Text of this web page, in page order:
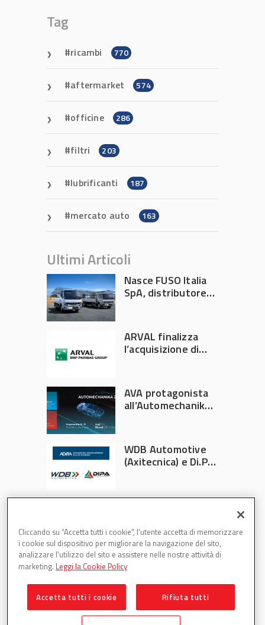
Tag
ricambi 770
aftermarket 574
officine 286
filtri 203
lubrificanti 187
mercato auto 163
Ultimi Articoli
Nasce FUSO Italia
SpA, distributore
ARVAL finalizza
l’acquisizione di
AVA protagonista
all’Automechanika
WDB Automotive
(Axitecnica) e Di.Pa.
Partsweb è una testata di DBInformation Spa P.IVA
Cliccando su “Accetta tutti i cookie”, l'utente accetta di memorizzare
i cookie sul dispositivo per migliorare la navigazione del sito,
analizzare l'utilizzo del sito e assistere nelle nostre attività di
marketing. Leggi la Cookie Policy
Accetta tutti i cookie Rifiuta tutti